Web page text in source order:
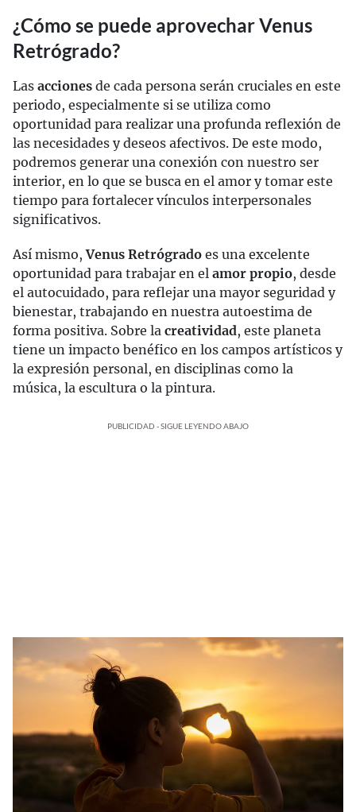
¿Cómo se puede aprovechar Venus
Retrógrado?
Las acciones de cada persona serán cruciales en este
periodo, especialmente si se utiliza como
oportunidad para realizar una profunda reflexión de
las necesidades y deseos afectivos. De este modo,
podremos generar una conexión con nuestro ser
interior, en lo que se busca en el amor y tomar este
tiempo para fortalecer vínculos interpersonales
significativos.
Así mismo,Venus Retrógrado es una excelente
oportunidad para trabajar en el amor propio, desde
el autocuidado, para reflejar una mayor seguridad y
bienestar, trabajando en nuestra autoestima de
forma positiva. Sobre la creatividad, este planeta
tiene un impacto benéfico en los campos artísticos y
la expresión personal, en disciplinas como la
música, la escultura o la pintura.
PUBLICIDAD - SIGUE LEYENDO ABAJO